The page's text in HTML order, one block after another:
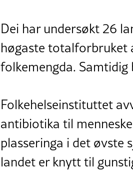
Dei har undersøkt 26
høgaste totalforbruket
folkemengda.
Folkehelseinstituttet
antibiotika til
plasseringa i det øvste
landet er knytt til